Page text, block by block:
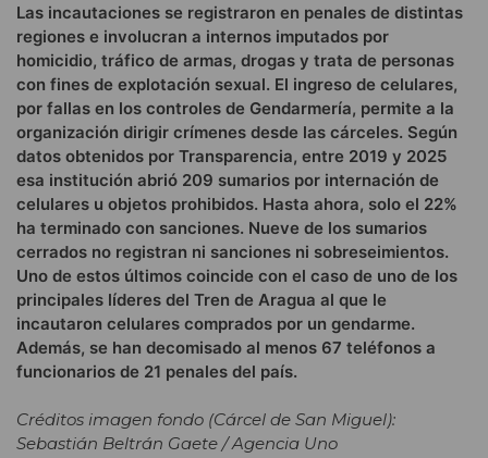
Las incautaciones se registraron en penales de distintas
regiones e involucran a internos imputados por
homicidio, tráfico de armas, drogas y trata de personas
con fines de explotación sexual. El ingreso de celulares,
por fallas en los controles de Gendarmería, permite a la
organización dirigir crímenes desde las cárceles. Según
datos obtenidos por Transparencia, entre 2019 y 2025
esa institución abrió 209 sumarios por internación de
celulares u objetos prohibidos. Hasta ahora, solo el 22%
ha terminado con sanciones. Nueve de los sumarios
cerrados no registran ni sanciones ni sobreseimientos.
Uno de estos últimos coincide con el caso de uno de los
principales líderes del Tren de Aragua al que le
incautaron celulares comprados por un gendarme.
Además, se han decomisado al menos 67 teléfonos a
funcionarios de 21 penales del país.
Créditos imagen fondo (Cárcel de San Miguel):
Sebastián Beltrán Gaete / Agencia Uno